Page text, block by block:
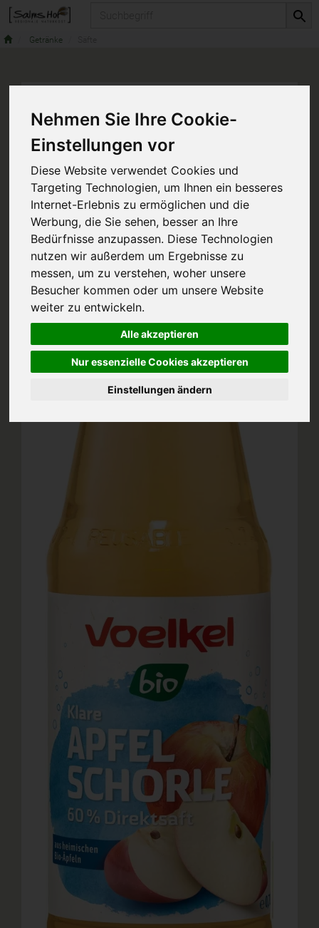
Nehmen Sie Ihre Cookie-
Einstellungen vor
Diese Website verwendet Cookies und
Targeting Technologien, um Ihnen ein besseres
Internet-Erlebnis zu ermöglichen und die
Werbung, die Sie sehen, besser an Ihre
Bedürfnisse anzupassen. Diese Technologien
nutzen wir außerdem um Ergebnisse zu
messen, um zu verstehen, woher unsere
Besucher kommen oder um unsere Website
weiter zu entwickeln.
Alle akzeptieren
Nur essenzielle Cookies akzeptieren
Einstellungen ändern
Getränke